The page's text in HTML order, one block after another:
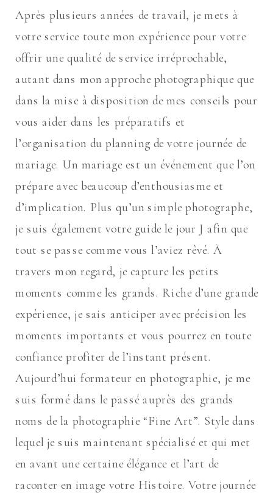
Après plusieurs années de travail, je mets à
votre service toute mon expérience pour votre
offrir une qualité de service irréprochable,
autant dans mon approche photographique que
dans la mise à disposition de mes conseils pour
vous aider dans les préparatifs et
l’organisation du planning de votre journée de
mariage. Un mariage est un événement que l’on
prépare avec beaucoup d’enthousiasme et
d’implication. Plus qu’un simple photographe,
je suis également votre guide le jour J afin que
tout se passe comme vous l’aviez rêvé. À
travers mon regard, je capture les petits
moments comme les grands. Riche d’une grande
expérience, je sais anticiper avec précision les
moments importants et vous pourrez en toute
confiance profiter de l’instant présent.
Aujourd’hui formateur en photographie, je me
suis formé dans le passé auprès des grands
noms de la photographie “Fine Art”. Style dans
lequel je suis maintenant spécialisé et qui met
en avant une certaine élégance et l’art de
raconter en image votre Histoire. Votre journée